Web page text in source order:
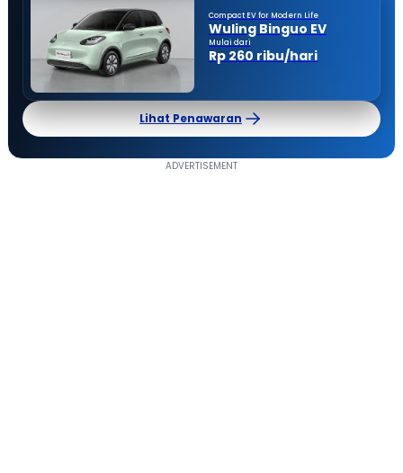
Compact EV for Modern Life
Wuling Binguo EV
Mulai dari
Rp 260 ribu/hari
Lihat Penawaran